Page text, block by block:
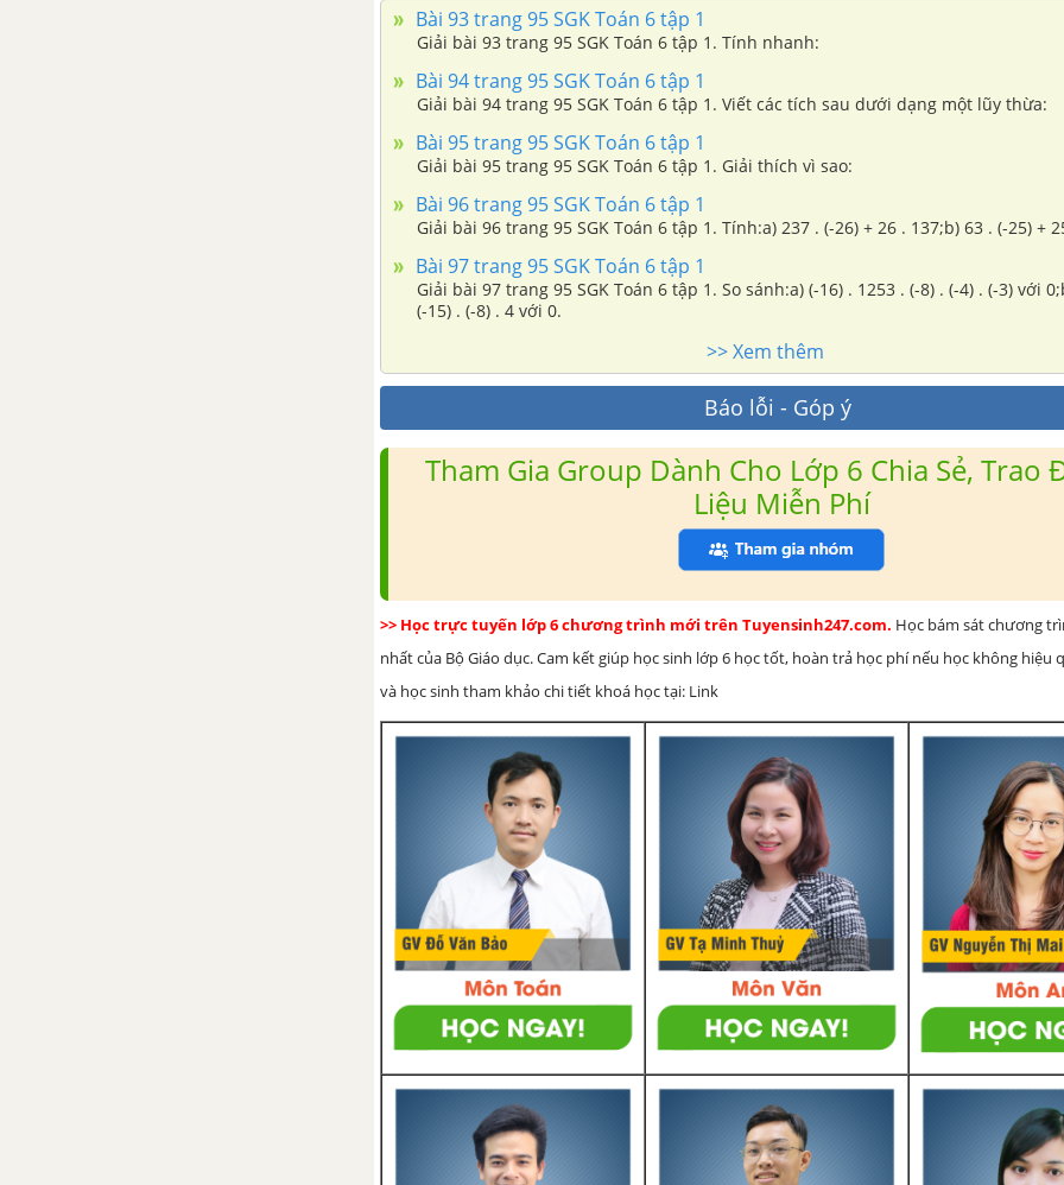
Bài 93 trang 95 SGK Toán 6 tập 1
Giải bài 93 trang 95 SGK Toán 6 tập 1. Tính nhanh:
Bài 94 trang 95 SGK Toán 6 tập 1
Giải bài 94 trang 95 SGK Toán 6 tập 1. Viết các tích sau dưới dạng một lũy thừa:
Bài 95 trang 95 SGK Toán 6 tập 1
Giải bài 95 trang 95 SGK Toán 6 tập 1. Giải thích vì sao:
Bài 96 trang 95 SGK Toán 6 tập 1
Giải bài 96 trang 95 SGK Toán 6 tập 1. Tính:a) 237 . (-26) + 26 . 137;b) 63 . (-25) +
Bài 97 trang 95 SGK Toán 6 tập 1
Giải bài 97 trang 95 SGK Toán 6 tập 1. So sánh:a) (-16) . 1253 . (-8) . (-4) . (-3) với
(-15) . (-8) . 4 với 0.
>> Xem thêm
Báo lỗi - Góp ý
Tham Gia Group Dành Cho Lớp 6 Chia Sẻ, Trao
Liệu Miễn Phí
>> Học trực tuyến lớp 6 chương trình mới trên Tuyensinh247.com. Học bám sát chương
nhất của Bộ Giáo dục. Cam kết giúp học sinh lớp 6 học tốt, hoàn trả học phí nếu học không hiệu
và học sinh tham khảo chi tiết khoá học tại: Link